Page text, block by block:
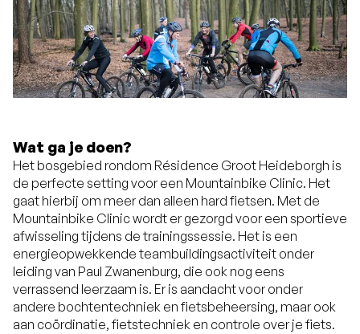
Wat ga je doen?
Het bosgebied rondom Résidence Groot Heideborgh is
de perfecte setting voor een Mountainbike Clinic. Het
gaat hierbij om meer dan alleen hard fietsen. Met de
Mountainbike Clinic wordt er gezorgd voor een sportieve
afwisseling tijdens de trainingssessie. Het is een
energieopwekkende teambuildingsactiviteit onder
leiding van Paul Zwanenburg, die ook nog eens
verrassend leerzaam is. Er is aandacht voor onder
andere bochtentechniek en fietsbeheersing, maar ook
aan coördinatie, fietstechniek en controle over je fiets.